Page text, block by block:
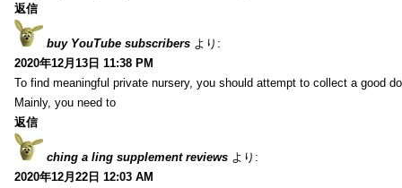
返信
buy YouTube subscribers より:
2020年12月13日 11:38 PM
To find meaningful private nursery, you should attempt to collect a good
Mainly, you need to
返信
ching a ling supplement reviews より:
2020年12月22日 12:03 AM